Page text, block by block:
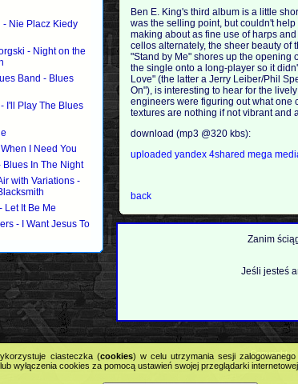
- Nie Placz Kiedy
- Night on the
Band - Blues
I'll Play The Blues
I Need You
Blues In The Night
with Variations -
Let It Be Me
- I Want Jesus To
Ben E. King's third album is a little
was the selling point, but couldn't
making about as fine use of harps
cellos alternately, the sheer beauty of
"Stand by Me" shores up the opening
the single onto a long-player so it
Love" (the latter a Jerry Leiber/Phil
On"), is interesting to hear for the
engineers were figuring out what one
textures are nothing if not vibrant and
download (mp3 @320 kbs):
uploadedyandex4sharedmega
back
Zanim
Jeśli jesteś
ciasteczka (cookies) w celu utrzymania sesji
wyłączenia cookies za pomocą ustawień swojej przeglądarki
Copyright